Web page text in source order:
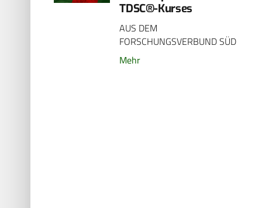
TDSC®-Kurses
AUS DEM
FORSCHUNGSVERBUND SÜD
Mehr